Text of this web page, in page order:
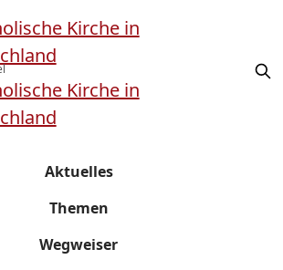
Aktuelles
Themen
Wegweiser